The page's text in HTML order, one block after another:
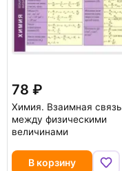
78
Химия. Взаимная связь
между физическими
величинами
В корзину